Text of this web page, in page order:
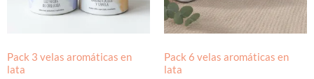
Pack 3 velas aromáticas en
lata
Pack 6 velas aromáticas en
lata